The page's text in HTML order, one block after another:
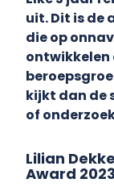
uit. Dit is de
die op
ontwikkelen
kijkt dan de
of
Lilian
Award 2023